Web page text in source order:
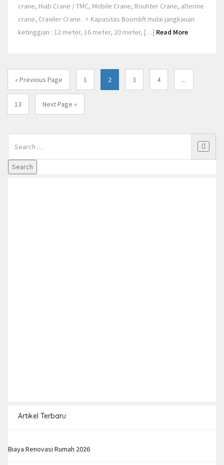
crane, Hiab Crane / TMC, Mobile Crane, Rouhter Crane, alterine
crane, Crawler Crane. > Kapasitas Boomlift mulai jangkauan
ketinggian : 12 meter, 16 meter, 20 meter, […] Read More
« Previous Page 1 2 3 4 ...
13 Next Page »
Artikel Terbaru
Biaya Renovasi Rumah 2026